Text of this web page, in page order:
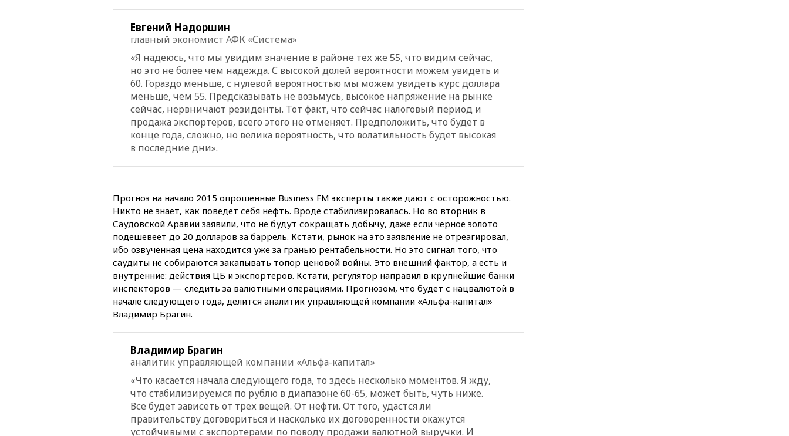
вчера, 22:35Семь грузовых
выросли нефтегазовые
доходы российского бюджета
вчера, 22:15Аксаков: ЦБ
согласовал первый стандарт
исламского банкинга
вчера, 21:43
Организаторы
«Интервидения»
развития театрального
искусства до 2035 года
вчера, 21:21 Правительство
РФ разрешило продажу
бензина старых
экологических классов
вчера, 21:15 Путин обсудил с
Машковым 150-летие Союза
театральных деятелей
беспилотников
вчера, 20:20 Третий комплект
золотых медалей выиграли на
ЧЕ российские синхронистки
Евгений Надоршин
главный экономист АФК «Система»
«Я надеюсь, что мы увидим значение в районе тех же 55, что видим сейчас,
но это не более чем надежда. С высокой долей вероятности можем увидеть и
60. Гораздо меньше, с нулевой вероятностью мы можем увидеть курс доллара
меньше, чем 55. Предсказывать не возьмусь, высокое напряжение на рынке
сейчас, нервничают резиденты. Тот факт, что сейчас налоговый период и
продажа экспортеров, всего этого не отменяет. Предположить, что будет в
конце года, сложно, но велика вероятность, что волатильность будет высокая
в последние дни».
Прогноз на начало 2015 опрошенные Business FM эксперты также дают с осторожностью.
Никто не знает, как поведет себя нефть. Вроде стабилизировалась. Но во вторник в
Саудовской Аравии заявили, что не будут сокращать добычу, даже если черное золото
подешевеет до 20 долларов за баррель. Кстати, рынок на это заявление не отреагировал,
ибо озвученная цена находится уже за гранью рентабельности. Но это сигнал того, что
саудиты не собираются закапывать топор ценовой войны. Это внешний фактор, а есть и
внутренние: действия ЦБ и экспортеров. Кстати, регулятор направил в крупнейшие банки
инспекторов — следить за валютными операциями. Прогнозом, что будет с нацвалютой в
начале следующего года, делится аналитик управляющей компании «Альфа-капитал»
Владимир Брагин.
Владимир Брагин
аналитик управляющей компании «Альфа-капитал»
«Что касается начала следующего года, то здесь несколько моментов. Я жду,
что стабилизируемся по рублю в диапазоне 60-65, может быть, чуть ниже.
Все будет зависеть от трех вещей. От нефти. От того, удастся ли
правительству договориться и насколько их договоренности окажутся
устойчивыми с экспортерами по поводу продажи валютной выручки. И